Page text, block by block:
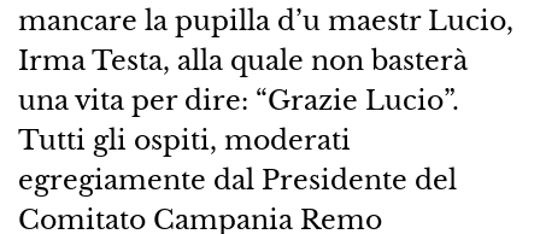
mancare la pupilla d’u maestr Lucio,
Irma Testa, alla quale non basterà
una vita per dire: “Grazie Lucio”.
Tutti gli ospiti, moderati
egregiamente dal Presidente del
Comitato Campania Remo